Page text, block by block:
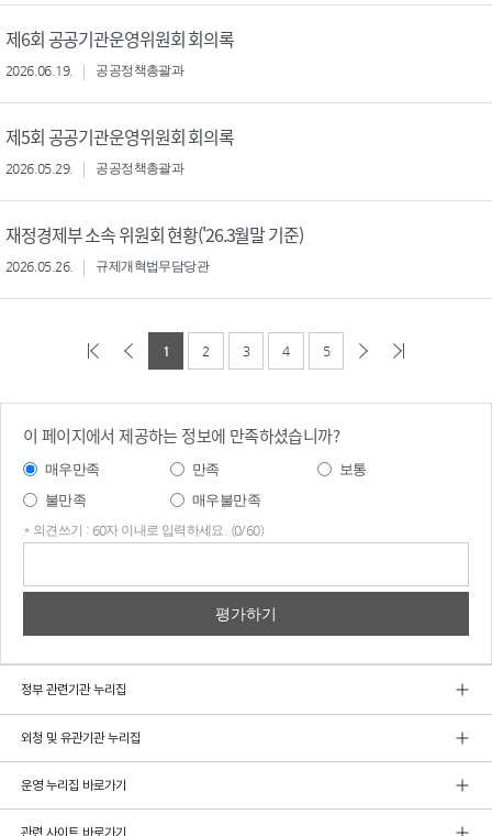
제6회 공공기관운영위원회 회의록
2026.06.19. 공공정책총괄과
제5회 공공기관운영위원회 회의록
2026.05.29. 공공정책총괄과
재정경제부 소속 위원회 현황('26.3월말 기준)
2026.05.26. 규제개혁법무담당관
1 2 3 4 5
이 페이지에서 제공하는 정보에 만족하셨습니까?
매우만족 만족
보통
불만족
매우불만족
* 의견쓰기 : 60자 이내로 입력하세요. (0/60)
정부 관련기관 누리집
외청 및 유관기관 누리집
운영 누리집 바로가기
관련 사이트 바로가기